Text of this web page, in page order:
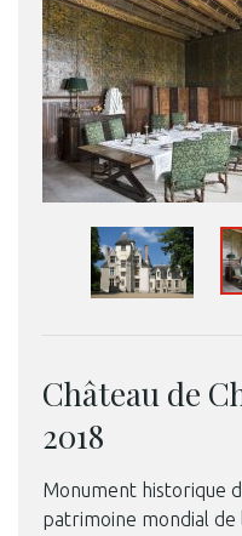
Château de
2018
Monument historique
patrimoine mondial de